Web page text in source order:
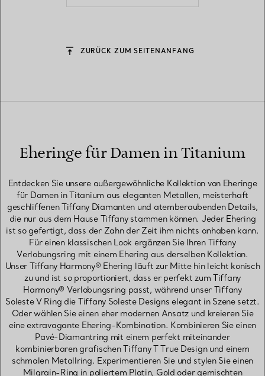
ZURÜCK ZUM SEITENANFANG
Eheringe für Damen in Titanium
Entdecken Sie unsere außergewöhnliche Kollektion von Eheringe
für Damen in Titanium aus eleganten Metallen, meisterhaft
geschliffenen Tiffany Diamanten und atemberaubenden Details,
die nur aus dem Hause Tiffany stammen können. Jeder Ehering
ist so gefertigt, dass der Zahn der Zeit ihm nichts anhaben kann.
Für einen klassischen Look ergänzen Sie Ihren Tiffany
Verlobungsring mit einem Ehering aus derselben Kollektion.
Unser Tiffany Harmony® Ehering läuft zur Mitte hin leicht konisch
zu und ist so proportioniert, dass er perfekt zum Tiffany
Harmony® Verlobungsring passt, während unser Tiffany
Soleste V Ring die Tiffany Soleste Designs elegant in Szene setzt.
Oder wählen Sie einen eher modernen Ansatz und kreieren Sie
eine extravagante Ehering-Kombination. Kombinieren Sie einen
Pavé-Diamantring mit einem perfekt miteinander
kombinierbaren grafischen Tiffany T True Design und einem
schmalen Metallring. Experimentieren Sie und stylen Sie einen
Milgrain-Ring in poliertem Platin, Gold oder gemischten